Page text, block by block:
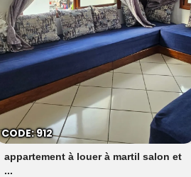
أحريق
appartement à louer à martil salon et
...
CODE: 912